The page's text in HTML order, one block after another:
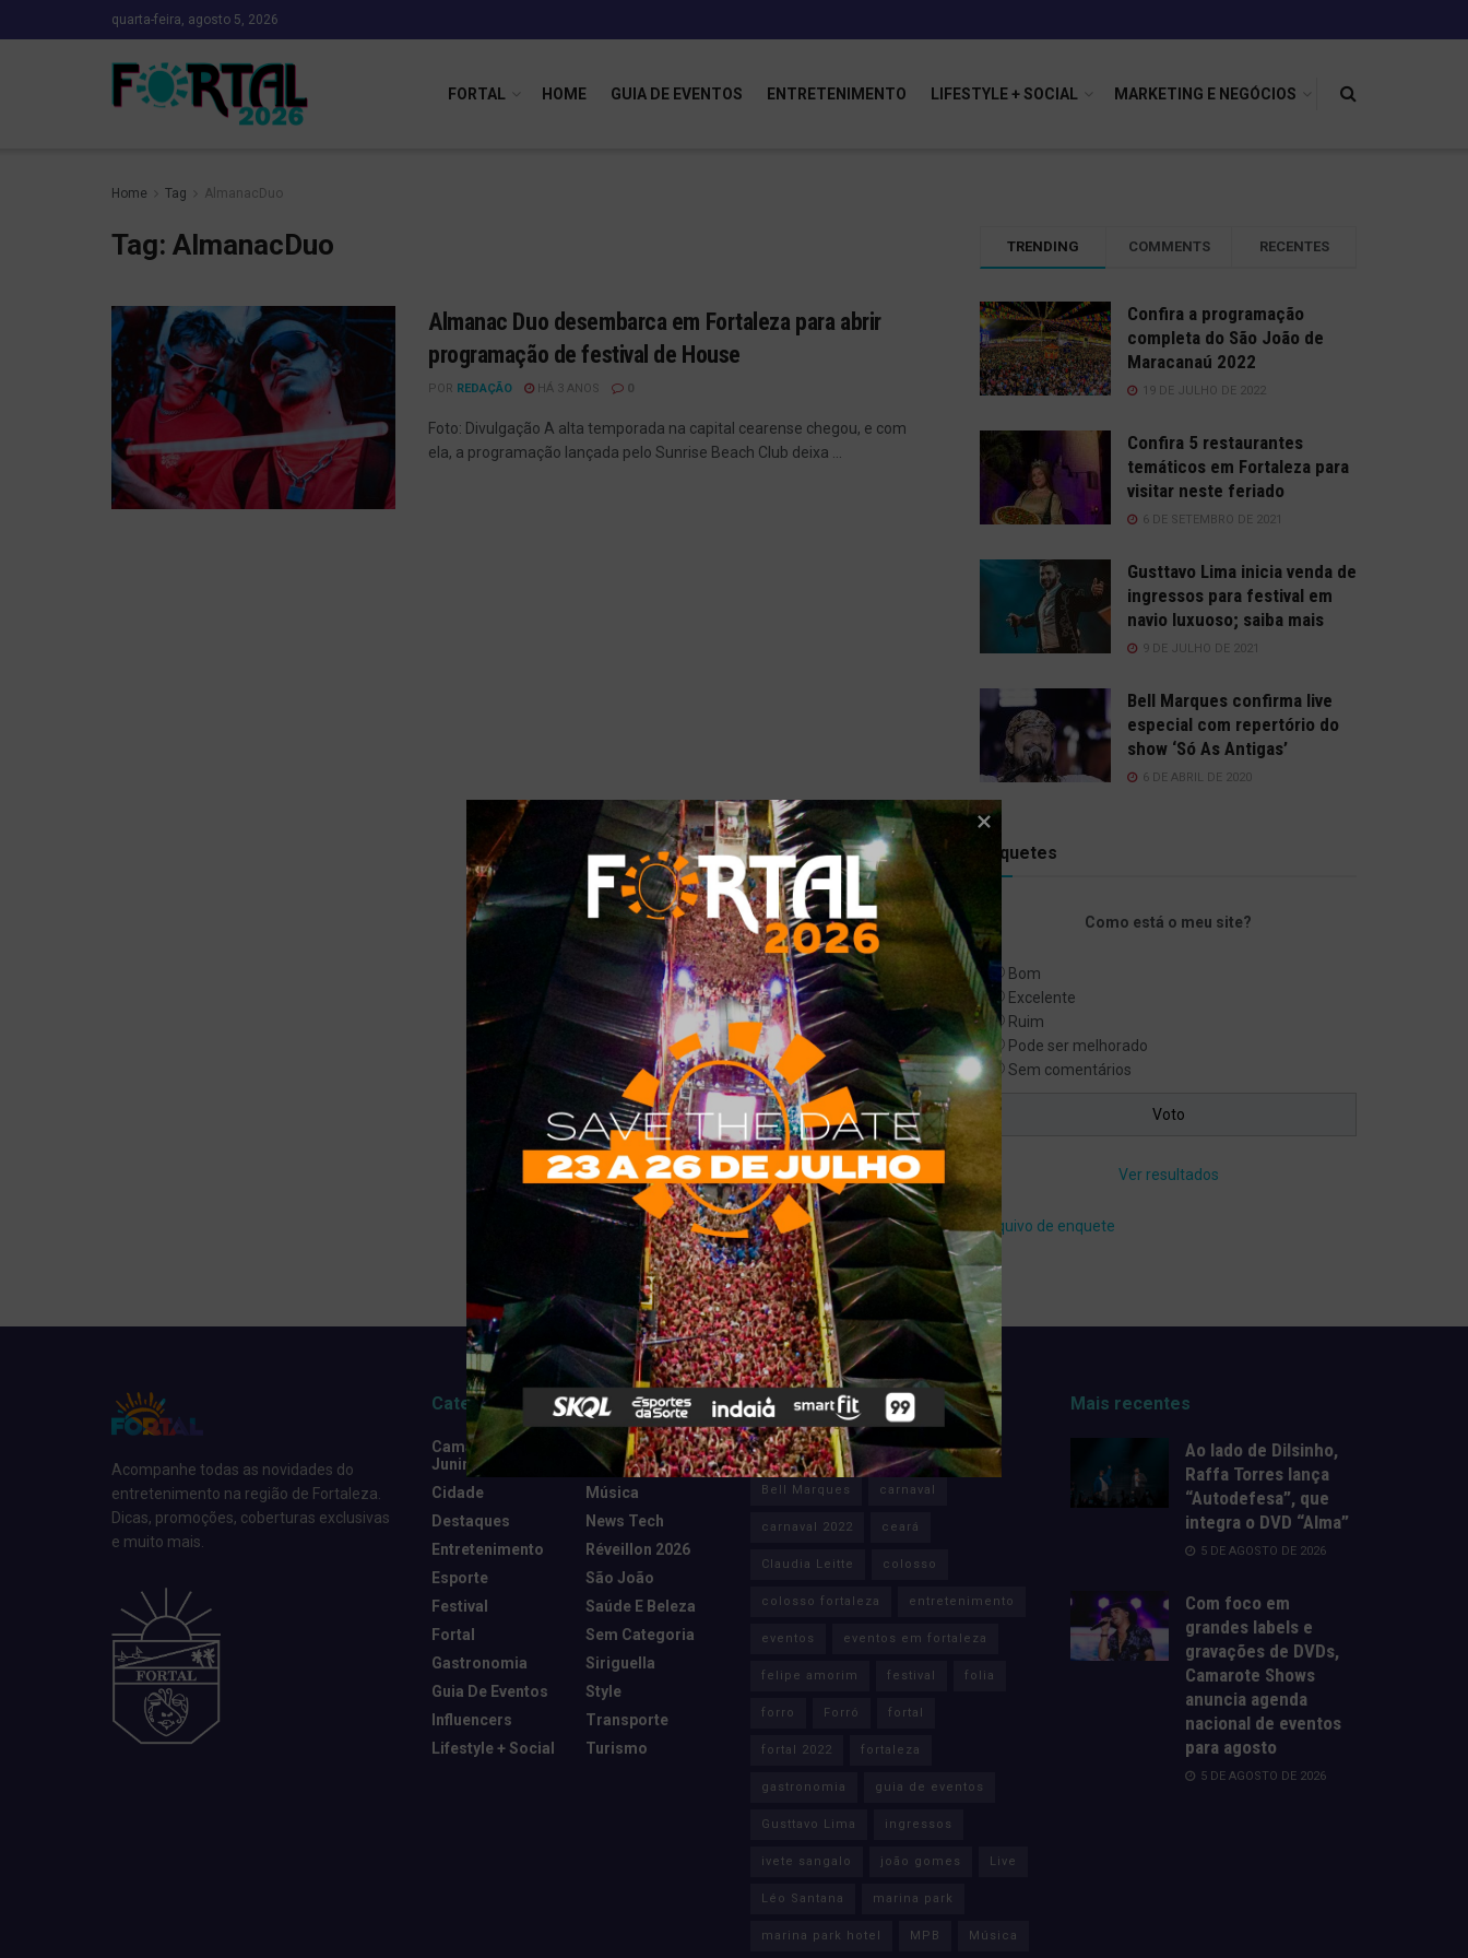
quarta-feira, agosto 5, 2026
FORTAL HOME GUIA DE EVENTOS ENTRETENIMENTO LIFESTYLE + SOCIAL MARKETING E NEGÓCIOS
Home Tag AlmanacDuo
Tag: AlmanacDuo
Almanac Duo desembarca em Fortaleza para abrir
programação de festival de House
POR REDAÇÃO HÁ 3 ANOS 0
Foto: Divulgação A alta temporada na capital cearense chegou, e com
ela, a programação lançada pelo Sunrise Beach Club deixa ...
TRENDING COMMENTS RECENTES
Confira a programação
completa do São João de
Maracanaú 2022
19 DE JULHO DE 2022
Confira 5 restaurantes
temáticos em Fortaleza para
visitar neste feriado
6 DE SETEMBRO DE 2021
Gusttavo Lima inicia venda de
ingressos para festival em
navio luxuoso; saiba mais
9 DE JULHO DE 2021
Bell Marques confirma live
especial com repertório do
show ‘Só As Antigas’
6 DE ABRIL DE 2020
Enquetes
Como está o meu site?
Bom
Excelente
Ruim
Pode ser melhorado
Sem comentários
Ver resultados
Arquivo de enquete
Acompanhe todas as novidades do
entretenimento na região de Fortaleza.
Dicas, promoções, coberturas exclusivas
e muito mais.
Categorias
Camarote Vip
Junino
Cidade
Destaques
Entretenimento
Esporte
Festival
Fortal
Gastronomia
Guia De Eventos
Influencers
Lifestyle + Social
Marketing E
Negócios
Música
News Tech
Réveillon 2026
São João
Saúde E Beleza
Sem Categoria
Siriguella
Style
Transporte
Turismo
Tags
Anitta Axé Banda Eva
Bell Marques carnaval
carnaval 2022 ceará
Claudia Leitte colosso
colosso fortaleza entretenimento
eventos eventos em fortaleza
felipe amorim festival folia
forro Forró fortal
fortal 2022 fortaleza
gastronomia guia de eventos
Gusttavo Lima ingressos
ivete sangalo joão gomes Live
Léo Santana marina park
marina park hotel MPB Música
Mais recentes
Ao lado de Dilsinho,
Raffa Torres lança
“Autodefesa”, que
integra o DVD “Alma”
5 DE AGOSTO DE 2026
Com foco em
grandes labels e
gravações de DVDs,
Camarote Shows
anuncia agenda
nacional de eventos
para agosto
5 DE AGOSTO DE 2026